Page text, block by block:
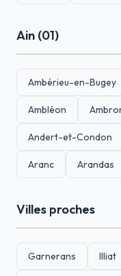
Ain (01)
Ambérieu-en-Bugey
Ambléon
Andert-et-Condon
Aranc Arandas
Villes proches
Garnerans Illiat